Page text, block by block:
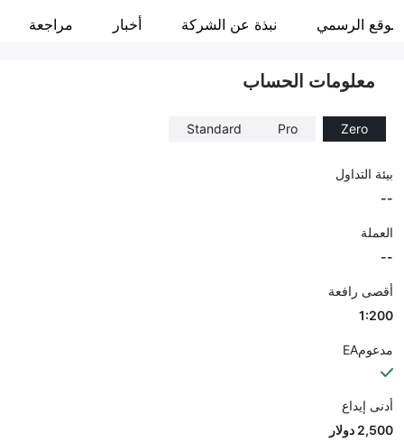
الرسمي نبذة عن الشركة أخبار مراجعة
معلومات الحساب
Zero
Pro
Standard
بيئة التداول
--
العملة
--
أقصى رافعة
1:200
مدعومEA
أدنى إيداع
2,500 دولار